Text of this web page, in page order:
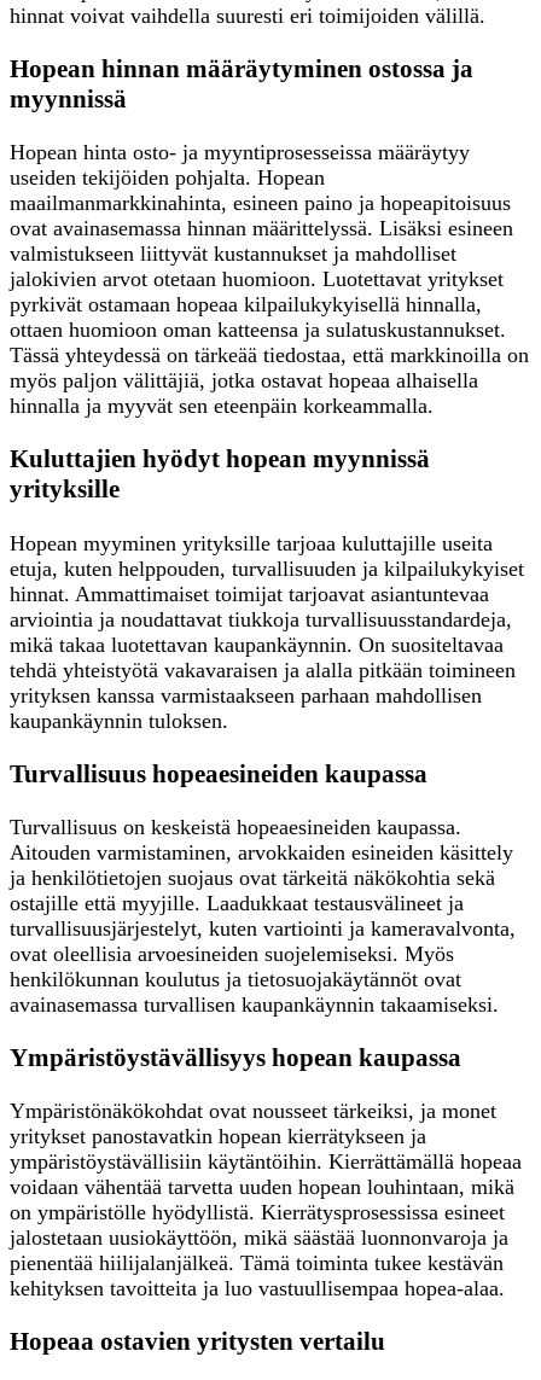
hinnat voivat vaihdella suuresti eri toimijoiden välillä.
Hopean hinnan määräytyminen ostossa ja
myynnissä
Hopean hinta osto- ja myyntiprosesseissa määräytyy
useiden tekijöiden pohjalta. Hopean
maailmanmarkkinahinta, esineen paino ja hopeapitoisuus
ovat avainasemassa hinnan määrittelyssä. Lisäksi esineen
valmistukseen liittyvät kustannukset ja mahdolliset
jalokivien arvot otetaan huomioon. Luotettavat yritykset
pyrkivät ostamaan hopeaa kilpailukykyisellä hinnalla,
ottaen huomioon oman katteensa ja sulatuskustannukset.
Tässä yhteydessä on tärkeää tiedostaa, että markkinoilla on
myös paljon välittäjiä, jotka ostavat hopeaa alhaisella
hinnalla ja myyvät sen eteenpäin korkeammalla.
Kuluttajien hyödyt hopean myynnissä
yrityksille
Hopean myyminen yrityksille tarjoaa kuluttajille useita
etuja, kuten helppouden, turvallisuuden ja kilpailukykyiset
hinnat. Ammattimaiset toimijat tarjoavat asiantuntevaa
arviointia ja noudattavat tiukkoja turvallisuusstandardeja,
mikä takaa luotettavan kaupankäynnin. On suositeltavaa
tehdä yhteistyötä vakavaraisen ja alalla pitkään toimineen
yrityksen kanssa varmistaakseen parhaan mahdollisen
kaupankäynnin tuloksen.
Turvallisuus hopeaesineiden kaupassa
Turvallisuus on keskeistä hopeaesineiden kaupassa.
Aitouden varmistaminen, arvokkaiden esineiden käsittely
ja henkilötietojen suojaus ovat tärkeitä näkökohtia sekä
ostajille että myyjille. Laadukkaat testausvälineet ja
turvallisuusjärjestelyt, kuten vartiointi ja kameravalvonta,
ovat oleellisia arvoesineiden suojelemiseksi. Myös
henkilökunnan koulutus ja tietosuojakäytännöt ovat
avainasemassa turvallisen kaupankäynnin takaamiseksi.
Ympäristöystävällisyys hopean kaupassa
Ympäristönäkökohdat ovat nousseet tärkeiksi, ja monet
yritykset panostavatkin hopean kierrätykseen ja
ympäristöystävällisiin käytäntöihin. Kierrättämällä hopeaa
voidaan vähentää tarvetta uuden hopean louhintaan, mikä
on ympäristölle hyödyllistä. Kierrätysprosessissa esineet
jalostetaan uusiokäyttöön, mikä säästää luonnonvaroja ja
pienentää hiilijalanjälkeä. Tämä toiminta tukee kestävän
kehityksen tavoitteita ja luo vastuullisempaa hopea-alaa.
Hopeaa ostavien yritysten vertailu